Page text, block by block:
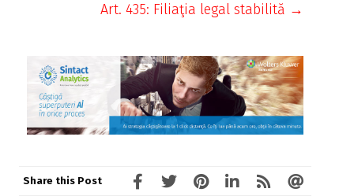
Art. 435: Filiaţia legal stabilită →
Share this Post